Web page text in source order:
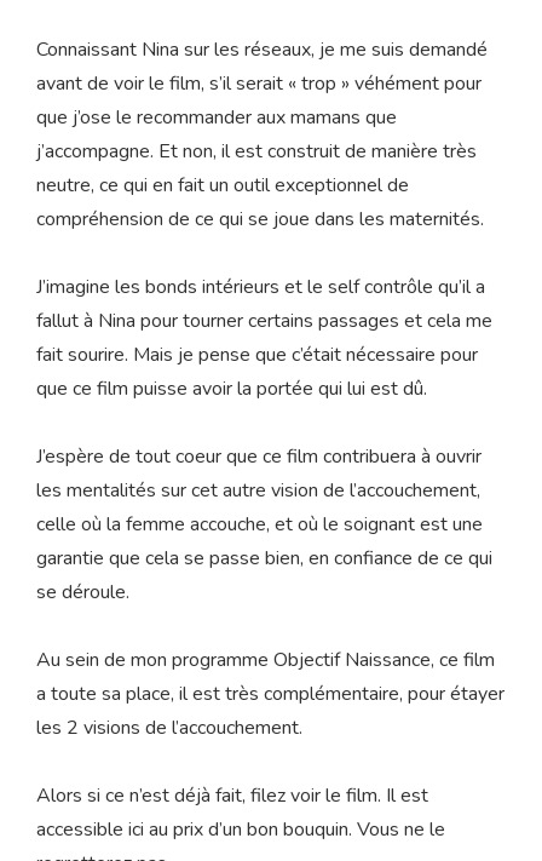
Connaissant Nina sur les réseaux, je me suis demandé
avant de voir le film, s’il serait « trop » véhément pour
que j’ose le recommander aux mamans que
j’accompagne. Et non, il est construit de manière très
neutre, ce qui en fait un outil exceptionnel de
compréhension de ce qui se joue dans les maternités.
J’imagine les bonds intérieurs et le self contrôle qu’il a
fallut à Nina pour tourner certains passages et cela me
fait sourire. Mais je pense que c’était nécessaire pour
que ce film puisse avoir la portée qui lui est dû.
J’espère de tout coeur que ce film contribuera à ouvrir
les mentalités sur cet autre vision de l’accouchement,
celle où la femme accouche, et où le soignant est une
garantie que cela se passe bien, en confiance de ce qui
se déroule.
Au sein de mon programme Objectif Naissance, ce film
a toute sa place, il est très complémentaire, pour étayer
les 2 visions de l’accouchement.
Alors si ce n’est déjà fait, filez voir le film. Il est
accessible ici au prix d’un bon bouquin. Vous ne le